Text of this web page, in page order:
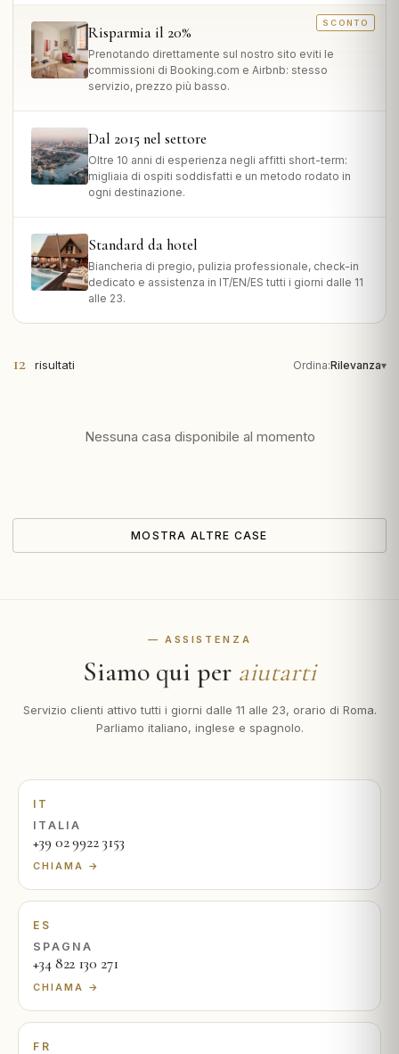
Risparmia il 20%
Prenotando direttamente sul nostro sito eviti le
commissioni di Booking.com e Airbnb: stesso
servizio, prezzo più basso.
Dal 2015 nel settore
Oltre 10 anni di esperienza negli affitti short-term:
migliaia di ospiti soddisfatti e un metodo rodato in
ogni destinazione.
Standard da hotel
Biancheria di pregio, pulizia professionale, check-in
dedicato e assistenza in IT/EN/ES tutti i giorni dalle 11
alle 23.
12 risultati Ordina:Rilevanza▾
Nessuna casa disponibile al momento
MOSTRA ALTRE CASE
— ASSISTENZA
Siamo qui per aiutarti
Servizio clienti attivo tutti i giorni dalle 11 alle 23, orario di Roma.
Parliamo italiano, inglese e spagnolo.
IT
ITALIA
+39 02 9922 3153
CHIAMA →
ES
SPAGNA
+34 822 130 271
CHIAMA →
FR